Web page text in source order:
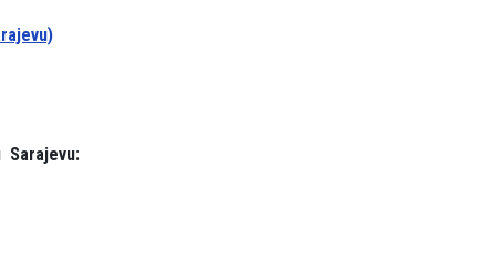
Sarajevu: